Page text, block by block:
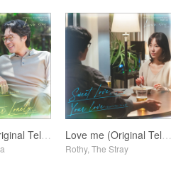
Love me (Original Television Soundtrack) Pt. 4 Love me (Original Television Soundtrack) Pt. 2
Rothy, The Stray